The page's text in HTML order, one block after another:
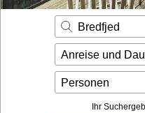
Login
Bredfjed
Anreise und
Personen
Ihr